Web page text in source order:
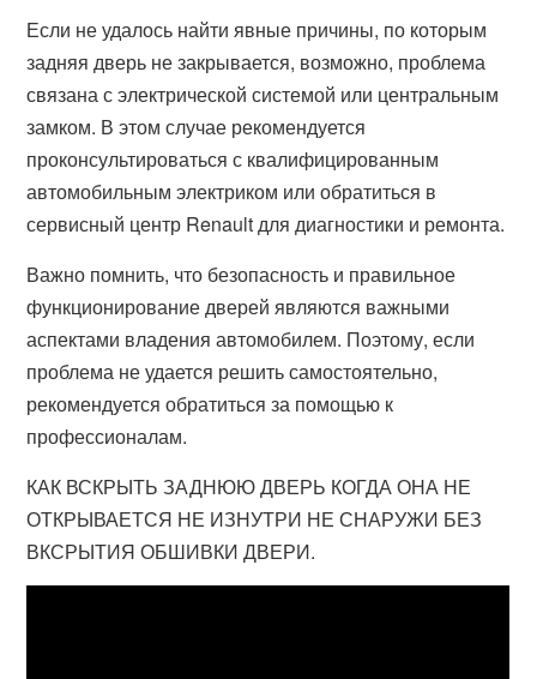
Если не удалось найти явные причины, по которым
задняя дверь не закрывается, возможно, проблема
связана с электрической системой или центральным
замком. В этом случае рекомендуется
проконсультироваться с квалифицированным
автомобильным электриком или обратиться в
сервисный центр Renault для диагностики и ремонта.
Важно помнить, что безопасность и правильное
функционирование дверей являются важными
аспектами владения автомобилем. Поэтому, если
проблема не удается решить самостоятельно,
рекомендуется обратиться за помощью к
профессионалам.
КАК ВСКРЫТЬ ЗАДНЮЮ ДВЕРЬ КОГДА ОНА НЕ
ОТКРЫВАЕТСЯ НЕ ИЗНУТРИ НЕ СНАРУЖИ БЕЗ
ВКСРЫТИЯ ОБШИВКИ ДВЕРИ.